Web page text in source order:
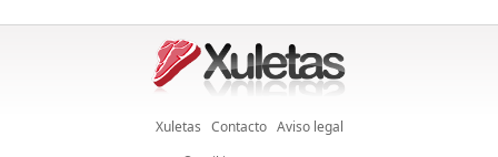
Xuletas Contacto Aviso legal